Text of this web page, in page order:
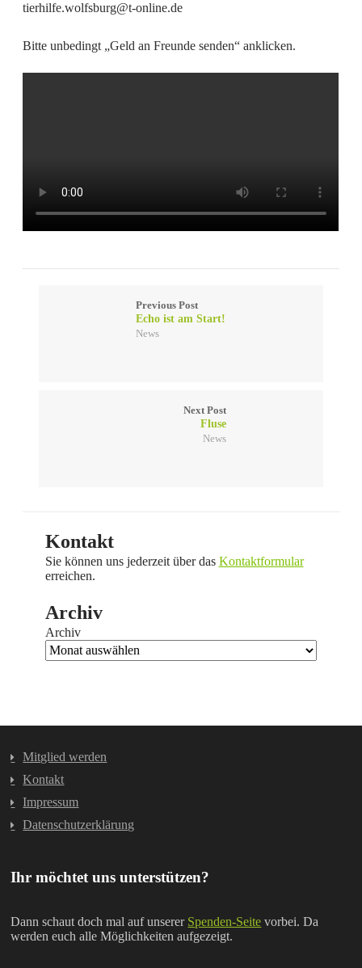
tierhilfe.wolfsburg@t-online.de
Bitte unbedingt „Geld an Freunde senden“ anklicken.
Previous Post
Echo ist am Start!
News
Next Post
Fluse
News
Kontakt
Sie können uns jederzeit über das Kontaktformular
erreichen.
Archiv
Archiv
Mitglied werden
Kontakt
Impressum
Datenschutzerklärung
Ihr möchtet uns unterstützen?
Dann schaut doch mal auf unserer Spenden-Seite vorbei. Da
werden euch alle Möglichkeiten aufgezeigt.